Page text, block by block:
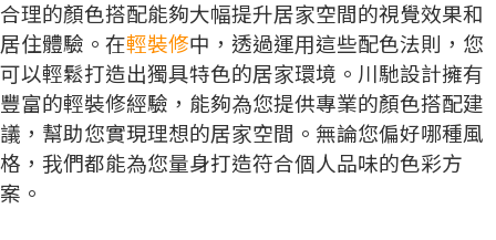
合理的顏色搭配能夠大幅提升居家空間的視覺效果和
居住體驗。在輕裝修中，透過運用這些配色法則，您
可以輕鬆打造出獨具特色的居家環境。川馳設計擁有
豐富的輕裝修經驗，能夠為您提供專業的顏色搭配建
議，幫助您實現理想的居家空間。無論您偏好哪種風
格，我們都能為您量身打造符合個人品味的色彩方
案。